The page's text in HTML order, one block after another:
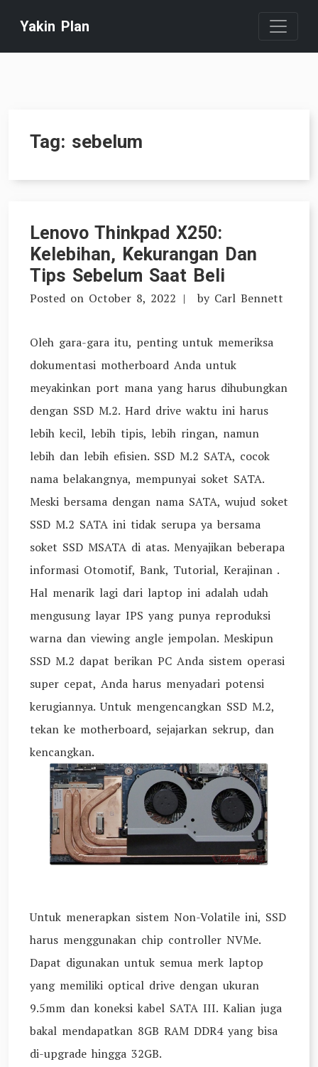
content
Yakin Plan
Tag: sebelum
Lenovo Thinkpad X250:
Kelebihan, Kekurangan Dan
Tips Sebelum Saat Beli
Posted on October 8, 2022 by Carl Bennett
Oleh gara-gara itu, penting untuk memeriksa
dokumentasi motherboard Anda untuk
meyakinkan port mana yang harus dihubungkan
dengan SSD M.2. Hard drive waktu ini harus
lebih kecil, lebih tipis, lebih ringan, namun
lebih dan lebih efisien. SSD M.2 SATA, cocok
nama belakangnya, mempunyai soket SATA.
Meski bersama dengan nama SATA, wujud soket
SSD M.2 SATA ini tidak serupa ya bersama
soket SSD MSATA di atas. Menyajikan beberapa
informasi Otomotif, Bank, Tutorial, Kerajinan .
Hal menarik lagi dari laptop ini adalah udah
mengusung layar IPS yang punya reproduksi
warna dan viewing angle jempolan. Meskipun
SSD M.2 dapat berikan PC Anda sistem operasi
super cepat, Anda harus menyadari potensi
kerugiannya. Untuk mengencangkan SSD M.2,
tekan ke motherboard, sejajarkan sekrup, dan
kencangkan.
Untuk menerapkan sistem Non-Volatile ini, SSD
harus menggunakan chip controller NVMe.
Dapat digunakan untuk semua merk laptop
yang memiliki optical drive dengan ukuran
9.5mm dan koneksi kabel SATA III. Kalian juga
bakal mendapatkan 8GB RAM DDR4 yang bisa
di-upgrade hingga 32GB.